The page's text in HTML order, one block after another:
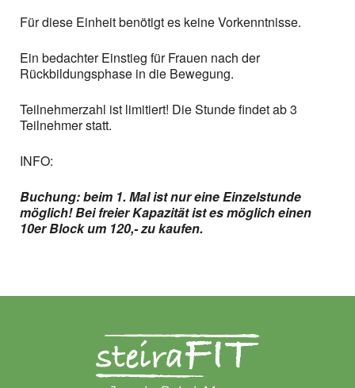
Für diese Einheit benötigt es keine Vorkenntnisse.
Ein bedachter Einstieg für Frauen nach der
Rückbildungsphase in die Bewegung.
Teilnehmerzahl ist limitiert! Die Stunde findet ab 3
Teilnehmer statt.
INFO:
Buchung: beim 1. Mal ist nur eine Einzelstunde
möglich! Bei freier Kapazität ist es möglich einen
10er Block um 120,- zu kaufen.